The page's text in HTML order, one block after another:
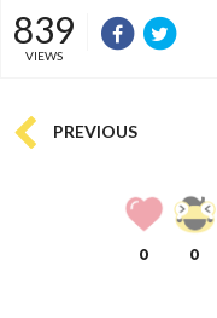
839
VIEWS
PREVIOUS
0 0